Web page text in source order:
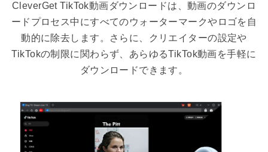
CleverGet TikTok動画ダウンロードは、動画のダウンロ
ードプロセス中にすべてのウォーターマークやロゴを自
動的に除去します。さらに、クリエイターの設定や
TikTokの制限に関わらず、あらゆるTikTok動画を手軽に
ダウンロードできます。